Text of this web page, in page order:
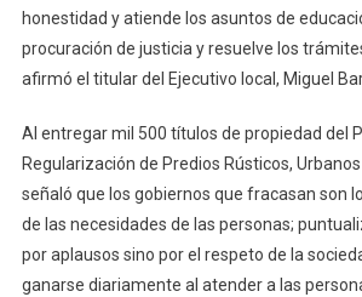
honestidad y atiende los asuntos de
procuración de justicia y resuelve los
afirmó el titular del Ejecutivo local, Miguel
Al entregar mil 500 títulos de propiedad del
Regularización de Predios Rústicos,
señaló que los gobiernos que fracasan son
de las necesidades de las personas;
por aplausos sino por el respeto de la
ganarse diariamente al atender a las